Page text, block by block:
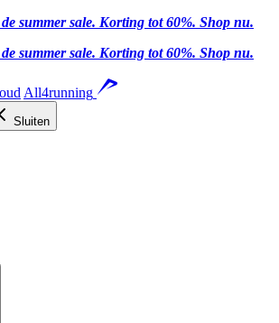
summer sale. Korting tot 60%. Shop nu.
summer sale. Korting tot 60%. Shop nu.
All4running
Sluiten